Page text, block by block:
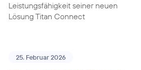
Leistungsfähigkeit seiner neuen
Lösung Titan Connect
25. Februar 2026